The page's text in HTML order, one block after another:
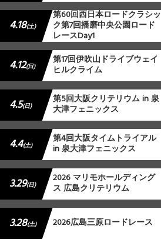
4.18(土)
第60回西日本ロードクラシッ
ク第7回播磨中央公園ロード
レースDay1
4.12(日) 第17回伊吹山ドライブウェイ
ヒルクライム
4.5(日) 第5回大阪クリテリウム in 泉
大津フェニックス
4.4(土) 第4回大阪タイムトライアル
in 泉大津フェニックス
3.29(日) 2026 マリモホールディング
ス 広島クリテリウム
3.28(土) 2026広島三原ロードレース